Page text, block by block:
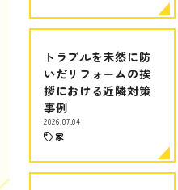
トラブルを未然に防
いだリフォームの挨
拶における近隣対策
事例
2026.07.04
家